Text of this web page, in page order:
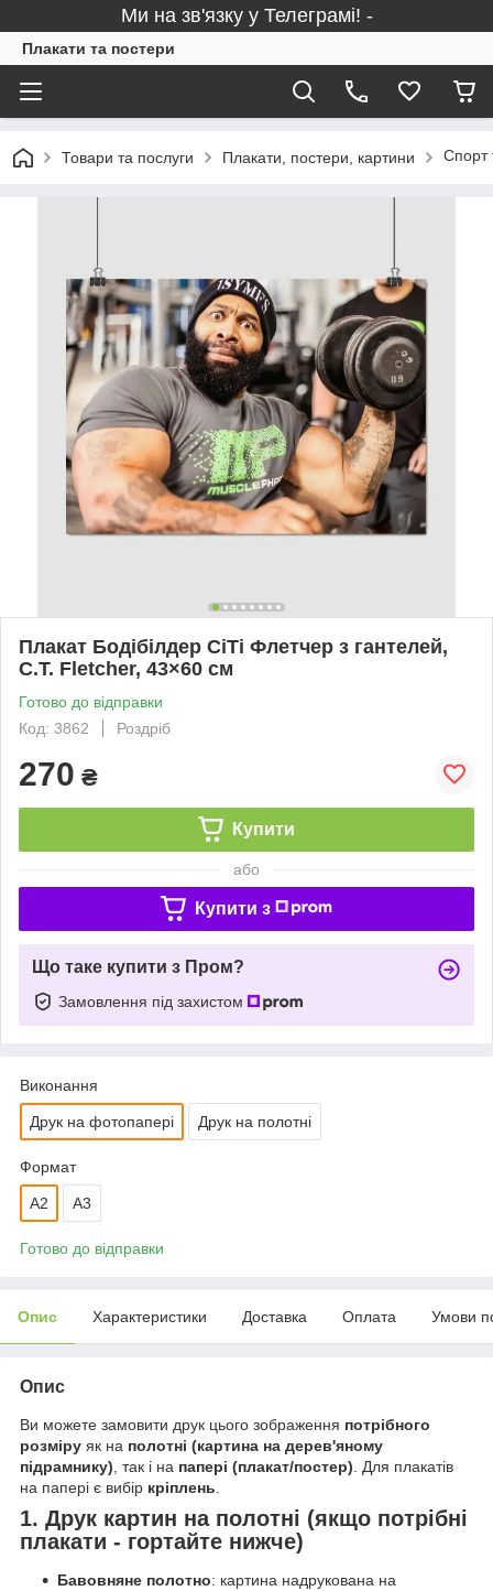
Ми на зв'язку у Телеграмі! -
Плакати та постери
Товари та послуги Плакати, постери, картини Спорт
Плакат Бодібілдер СіТі Флетчер з гантелей,
C.T. Fletcher, 43×60 см
Готово до відправки
Код: 3862
Роздріб
270 ₴
Купити
або
Купити з
Що таке купити з Пром?
Замовлення під захистом
Виконання
Друк на фотопапері Друк на полотні
Формат
A2 A3
Готово до відправки
Опис Характеристики Доставка Оплата Умови
Опис
Ви можете замовити друк цього зображення потрібного
розміру як на полотні (картина на дерев'яному
підрамнику) , так і на папері (плакат/постер) . Для плакатів
на папері є вибір кріплень
1. Друк картин на полотні (якщо потрібні
плакати - гортайте нижче)
Бавовняне полотно: картина надрукована на